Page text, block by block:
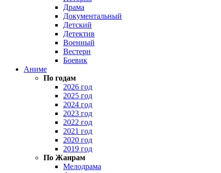
Драма
Документальный
Детский
Детектив
Военный
Вестерн
Боевик
Аниме
По годам
2026 год
2025 год
2024 год
2023 год
2022 год
2021 год
2020 год
2019 год
По Жанрам
Мелодрама